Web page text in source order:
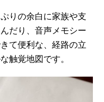
りの余白に家族や支
だり、音声メモシー
て便利な、経路の立
触覚地図です。